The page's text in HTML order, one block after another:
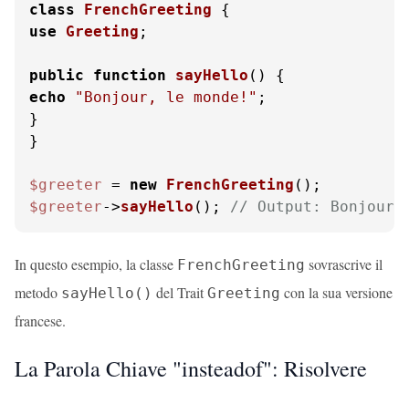
class FrenchGreeting
use
Greeting ;
public function sayHello ( )
echo
"Bonjour, le monde!" ;
}
}
$greeter = new FrenchGreeting
$greeter->sayHello (); // Output: Bonjour,
In questo esempio, la classe FrenchGreeting sovrascrive il
metodo sayHello() del Trait Greeting con la sua versione
francese.
La Parola Chiave "insteadof": Risolvere